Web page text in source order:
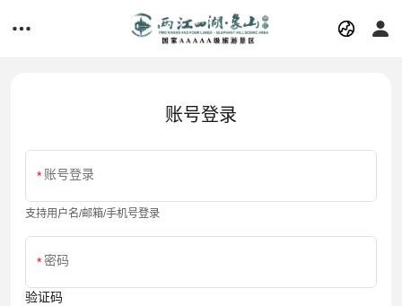
账号登录
账号登录
支持用户名/邮箱/手机号登录
密码
验证码